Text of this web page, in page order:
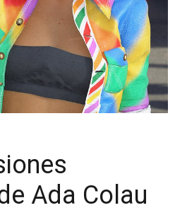
Ada Colau